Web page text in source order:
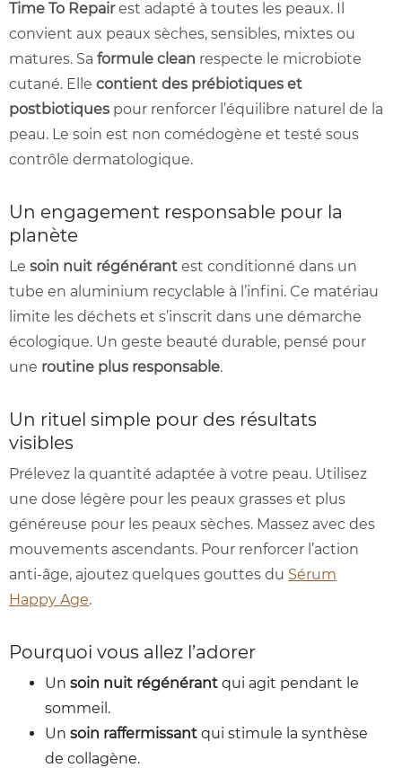
Time To Repairest adapté à toutes les peaux. Il
convient aux peaux sèches, sensibles, mixtes ou
matures. Sa formule clean respecte le microbiote
cutané. Elle contient des prébiotiques et
postbiotiques pour renforcer l’équilibre naturel de la
peau. Le soin est non comédogène et testé sous
contrôle dermatologique.
Un engagement responsable pour la
planète
Le soin nuit régénérant est conditionné dans un
tube en aluminium recyclable à l’infini. Ce matériau
limite les déchets et s’inscrit dans une démarche
écologique. Un geste beauté durable, pensé pour
une routine plus responsable.
Un rituel simple pour des résultats
visibles
Prélevez la quantité adaptée à votre peau. Utilisez
une dose légère pour les peaux grasses et plus
généreuse pour les peaux sèches. Massez avec des
mouvements ascendants. Pour renforcer l’action
anti-âge, ajoutez quelques gouttes du Sérum
Happy Age.
Pourquoi vous allez l’adorer
Un soin nuit régénérant qui agit pendant le
sommeil.
Un soin raffermissant qui stimule la synthèse
de collagène.